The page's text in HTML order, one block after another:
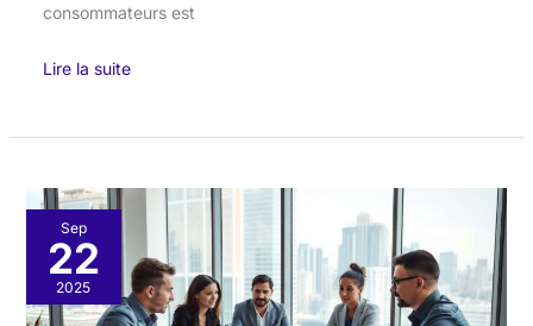
consommateurs est
Lire la suite
Sep
22
2025
Stratégies
de
contenu
: